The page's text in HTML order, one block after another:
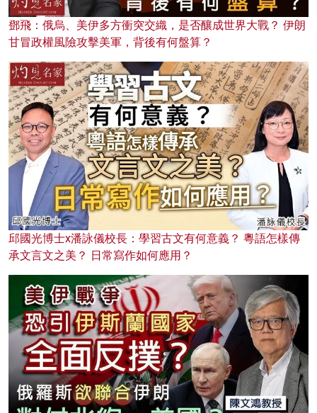
鄧飛：俄烏、美伊多方衝突交織，是否釀成世界大戰？ 伊朗
甘冒政權風險攻擊美軍，背後有何盤算？
邱國光博士x潘詠儀校長：學習古文有何意義？ 粵語怎樣傳
承文言文之美？ 日常寫作如何應用？